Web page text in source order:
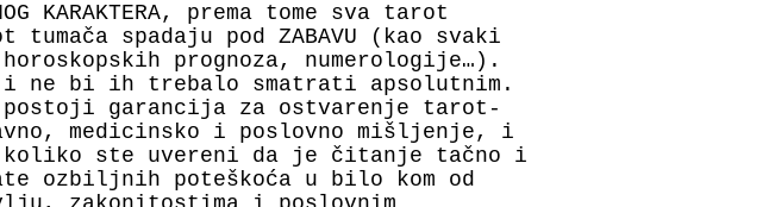
prema tome sva tarot
spadaju pod ZABAVU (kao svaki
prognoza, numerologije…).
i ne bi ih trebalo smatrati apsolutnim.
garancija za ostvarenje tarot-
medicinsko i poslovno mišljenje, i
ste uvereni da je čitanje tačno i
ozbiljnih poteškoća u bilo kom od